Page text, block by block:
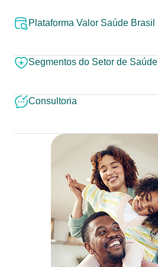
Plataforma Valor Saúde Brasil
Segmentos do Setor de Saúde
Consultoria